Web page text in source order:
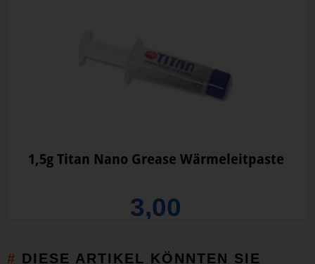
1,5g Titan Nano Grease Wärmeleitpaste
3,00
DIESE ARTIKEL KÖNNTEN SIE